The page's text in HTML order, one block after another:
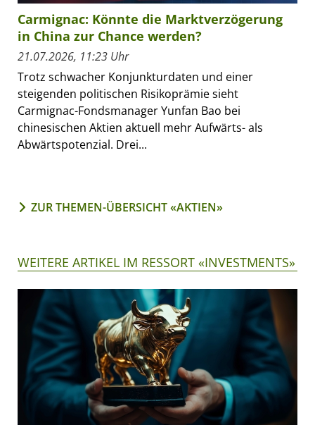
Carmignac: Könnte die Marktverzögerung
in China zur Chance werden?
21.07.2026, 11:23 Uhr
Trotz schwacher Konjunkturdaten und einer
steigenden politischen Risikoprämie sieht
Carmignac-Fondsmanager Yunfan Bao bei
chinesischen Aktien aktuell mehr Aufwärts- als
Abwärtspotenzial. Drei...
ZUR THEMEN-ÜBERSICHT «AKTIEN»
WEITERE ARTIKEL IM RESSORT «INVESTMENTS»